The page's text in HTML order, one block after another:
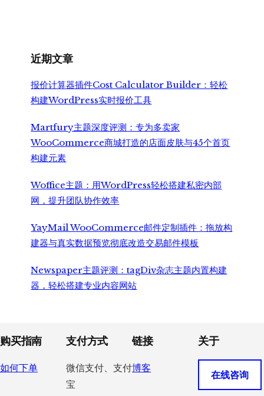
近期文章
报价计算器插件Cost Calculator Builder：轻松
构建WordPress实时报价工具
Martfury主题深度评测：专为多卖家
WooCommerce商城打造的店面皮肤与45个首页
构建元素
Woffice主题：用WordPress轻松搭建私密内部
网，提升团队协作效率
YayMail WooCommerce邮件定制插件：拖放构
建器与真实数据预览彻底改造交易邮件模板
Newspaper主题评测：tagDiv杂志主题内置构建
器，轻松搭建专业内容网站
Footer
购买指南
如何下单
支付方式
微信支付、支付
宝
链接
博客
关于
在线咨询